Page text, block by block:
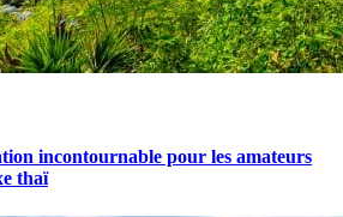
incontournable pour les amateurs
thaï